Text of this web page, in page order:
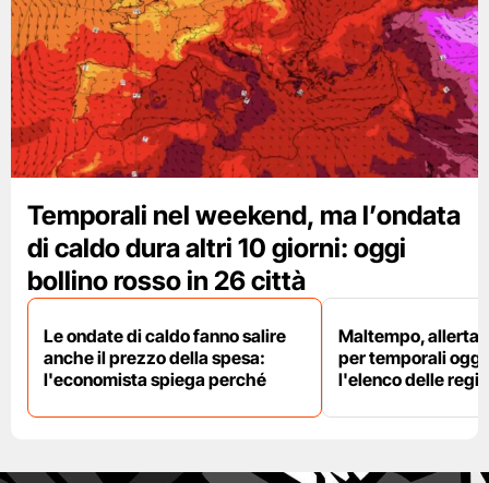
Temporali nel weekend, ma l’ondata
di caldo dura altri 10 giorni: oggi
bollino rosso in 26 città
Le ondate di caldo fanno salire
anche il prezzo della spesa:
l'economista spiega perché
Maltempo, allerta
per temporali oggi
l'elenco delle